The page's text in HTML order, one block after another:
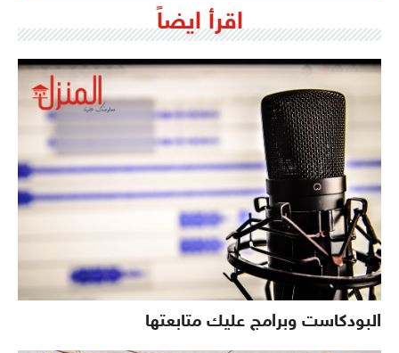
اقرأ ايضاً
البودكاست وبرامج عليك متابعتها